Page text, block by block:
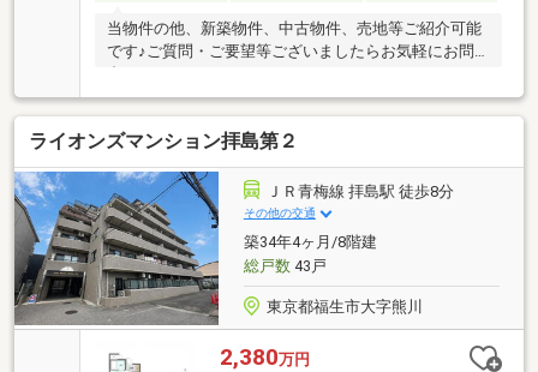
当物件の他、新築物件、中古物件、売地等ご紹介可能
です♪ご質問・ご要望等ございましたらお気軽にお問
合せくださいませ。
ライオンズマンション拝島第２
ＪＲ青梅線 拝島駅 徒歩8分
その他の交通
築34年4ヶ月/8階建
総戸数43戸
東京都福生市大字熊川
2,380万円